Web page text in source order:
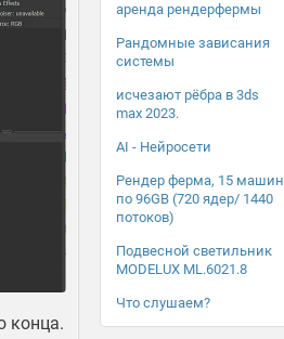
конца.
аренда рендерфермы
Рандомные зависания
системы
исчезают рёбра в 3ds
max 2023.
AI - Нейросети
Рендер ферма, 15 машин
по 96GB (720 ядер/ 1440
потоков)
Подвесной светильник
MODELUX ML.6021.8
Что слушаем?